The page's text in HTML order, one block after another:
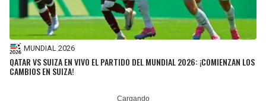
MUNDIAL 2026
QATAR VS SUIZA EN VIVO EL PARTIDO DEL MUNDIAL 2026: ¡COMIENZAN LOS
CAMBIOS EN SUIZA!